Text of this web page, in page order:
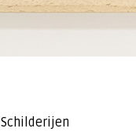
Schilderijen